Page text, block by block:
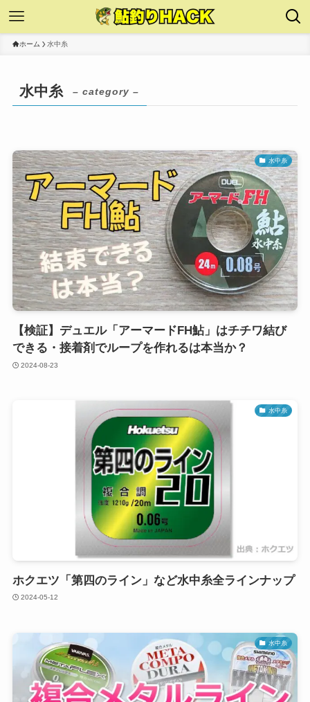
ホーム 水中糸
水中糸 – category –
水中糸
【検証】デュエル「アーマードFH鮎」はチチワ結び
できる・接着剤でループを作れるは本当か？
2024-08-23
水中糸
ホクエツ「第四のライン」など水中糸全ラインナップ
2024-05-12
水中糸